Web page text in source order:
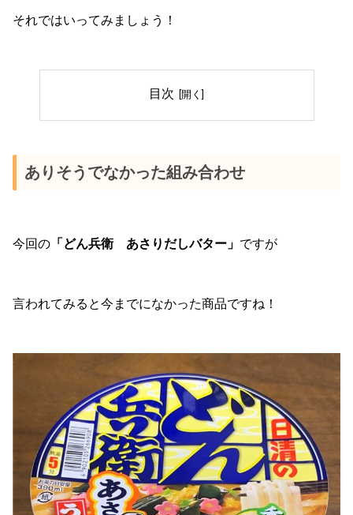
それではいってみましょう！
目次
ありそうでなかった組み合わせ
今回の 「どん兵衛 あさりだしバター」 ですが
言われてみると今までになかった商品ですね！